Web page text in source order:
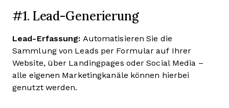
#1. Lead-Generierung
Lead-Erfassung: Automatisieren Sie die
Sammlung von Leads per Formular auf Ihrer
Website, über Landingpages oder Social Media –
alle eigenen Marketingkanäle können hierbei
genutzt werden.